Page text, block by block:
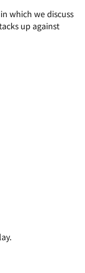
which we discuss
up against